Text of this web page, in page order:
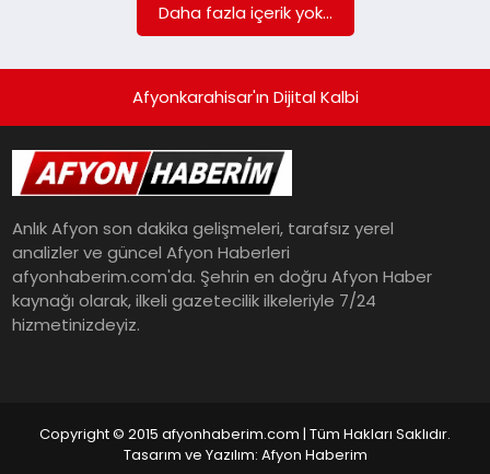
SAĞLIK
TEKNOLOJI
Daha fazla içerik yok...
Afyonkarahisar'ın Dijital Kalbi
Anlık Afyon son dakika gelişmeleri, tarafsız yerel
analizler ve güncel Afyon Haberleri
afyonhaberim.com'da. Şehrin en doğru Afyon Haber
kaynağı olarak, ilkeli gazetecilik ilkeleriyle 7/24
hizmetinizdeyiz.
Copyright © 2015 afyonhaberim.com | Tüm Hakları Saklıdır.
Tasarım ve Yazılım: Afyon Haberim